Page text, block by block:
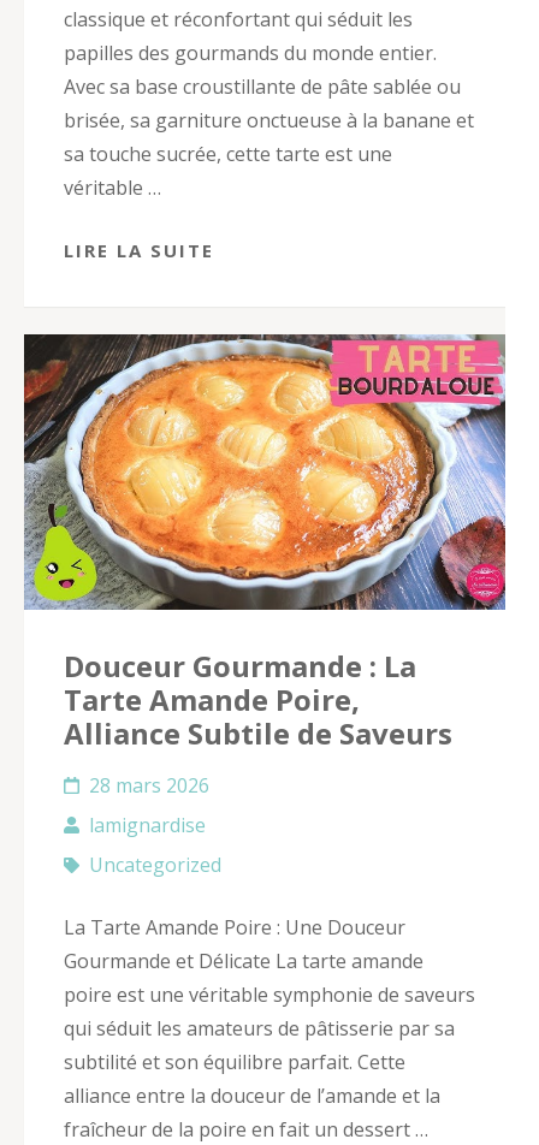
classique et réconfortant qui séduit les
papilles des gourmands du monde entier.
Avec sa base croustillante de pâte sablée ou
brisée, sa garniture onctueuse à la banane et
sa touche sucrée, cette tarte est une
véritable …
LIRE LA SUITE
Douceur Gourmande : La
Tarte Amande Poire,
Alliance Subtile de Saveurs
28 mars 2026
lamignardise
Uncategorized
La Tarte Amande Poire : Une Douceur
Gourmande et Délicate La tarte amande
poire est une véritable symphonie de saveurs
qui séduit les amateurs de pâtisserie par sa
subtilité et son équilibre parfait. Cette
alliance entre la douceur de l’amande et la
fraîcheur de la poire en fait un dessert …